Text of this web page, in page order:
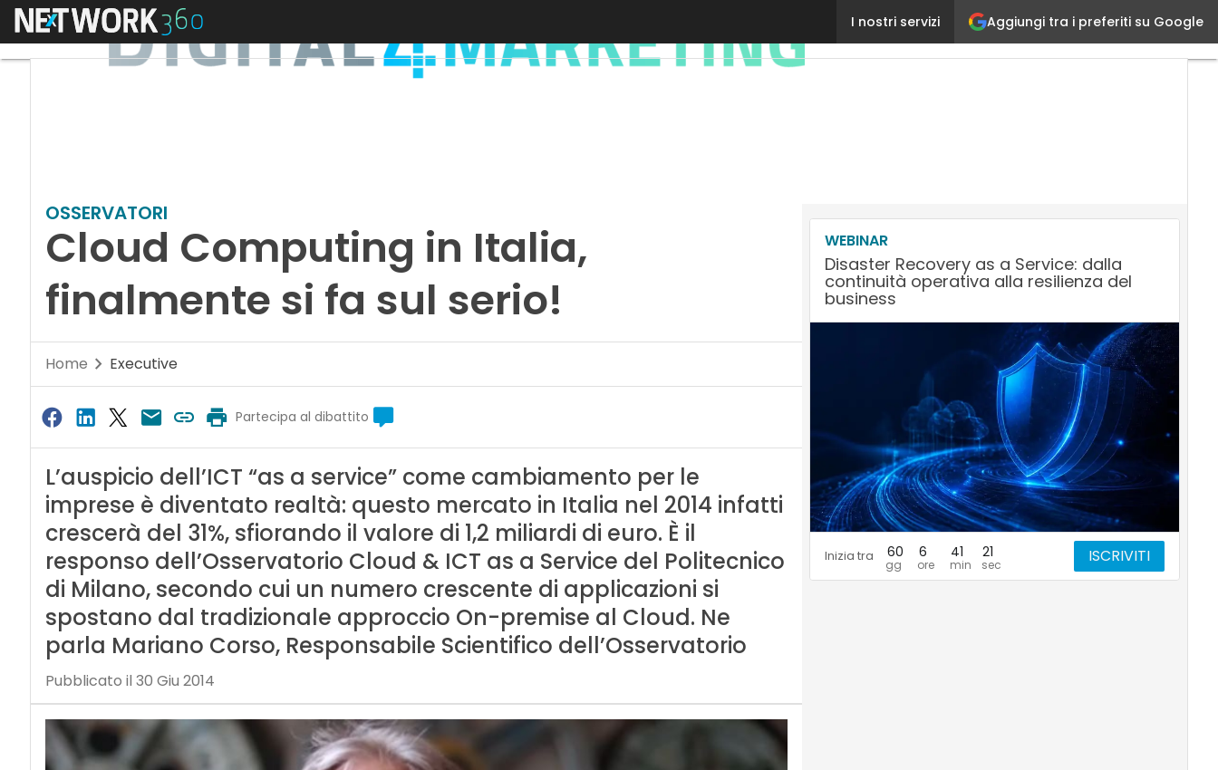
Aggiungi tra i preferiti su Google
I nostri servizi
Menu Cloud Computing in Italia, finalmente si fa sul
OSSERVATORI
Cloud Computing in Italia,
finalmente si fa sul serio!
Home Executive
Partecipa al dibattito
L’auspicio dell’ICT “as a service” come cambiamento per le
imprese è diventato realtà: questo mercato in Italia nel 2014 infatti
crescerà del 31%, sfiorando il valore di 1,2 miliardi di euro. È il
responso dell’Osservatorio Cloud & ICT as a Service del Politecnico
di Milano, secondo cui un numero crescente di applicazioni si
spostano dal tradizionale approccio On-premise al Cloud. Ne
parla Mariano Corso, Responsabile Scientifico dell’Osservatorio
Pubblicato il 30 Giu 2014
WEBINAR
Disaster Recovery as a Service: dalla
continuità operativa alla resilienza del
business
Inizia tra 60 6 41 20 ISCRIVITI